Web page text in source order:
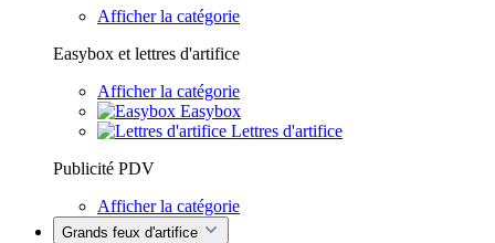
Afficher la catégorie
Easybox et lettres d'artifice
Afficher la catégorie
Easybox
Lettres d'artifice
Publicité PDV
Afficher la catégorie
Grands feux d'artifice